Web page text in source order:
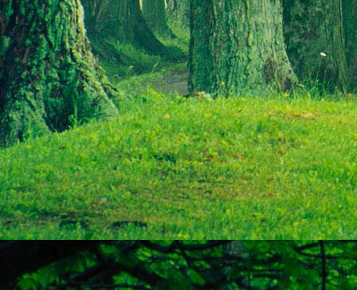
21. hét
Érzem, hogy egy külső termékenyítő
Megerősödve ad át önmagamnak
S érzem, hogy a csíra érlelődik,
És a sejtelem fénnyel telítve
Saját Énem erőihez bennem.
22. hét
A kozmikus messzeségekből fakadó
Nagy erővel bennünk él tovább:
A lélek belső fényévé válik,
És szellemi mélységekbe világít,
Hogy hozzon olyan gyümölcsöket,
Melyek a kozmikus Énből idővel
Emberi Énné érlelődnek.
23. hét